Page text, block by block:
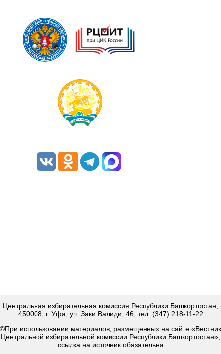
Центральная избирательная комиссия Республики Башкортостан,
450008, г. Уфа, ул. Заки Валиди, 46, тел. (347) 218-11-22
©При использовании материалов, размещенных на сайте «Вестник
Центральной избирательной комиссии Республики Башкортостан»,
ссылка на источник обязательна